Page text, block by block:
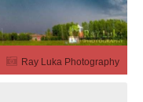
Ray Luka Photography